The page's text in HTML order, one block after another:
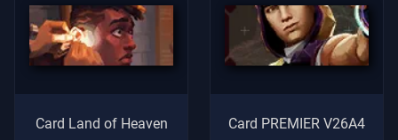
Card Land of Heaven Card PREMIER V26A4